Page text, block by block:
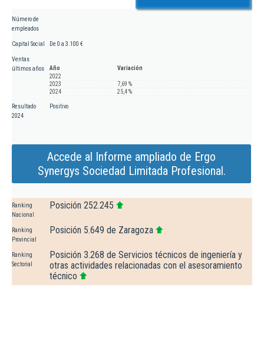
Número de
empleados
Capital Social De 0 a 3.100 €
Ventas
últimos años
Año
Variación
2022
2023
7,69 %
2024
25,4 %
Resultado
2024
Positivo
Accede al Informe ampliado de Ergo
Synergys Sociedad Limitada Profesional.
Ranking
Nacional
Posición 252.245
Ranking
Provincial
Posición 5.649 de Zaragoza
Ranking
Sectorial
Posición 3.268 de Servicios técnicos de ingeniería y
otras actividades relacionadas con el asesoramiento
técnico